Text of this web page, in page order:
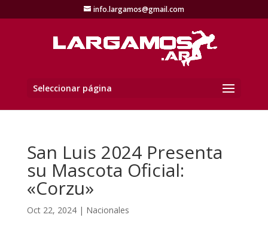
info.largamos@gmail.com
Seleccionar página
San Luis 2024 Presenta
su Mascota Oficial:
«Corzu»
Oct 22, 2024| Nacionales